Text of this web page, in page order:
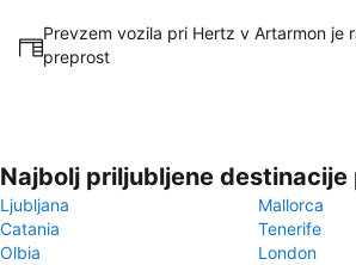
Prevzem vozila pri Hertz v Artarmon je
preprost
Najbolj priljubljene destinacije
Ljubljana
Mallorca
Catania
Tenerife
Olbia
London